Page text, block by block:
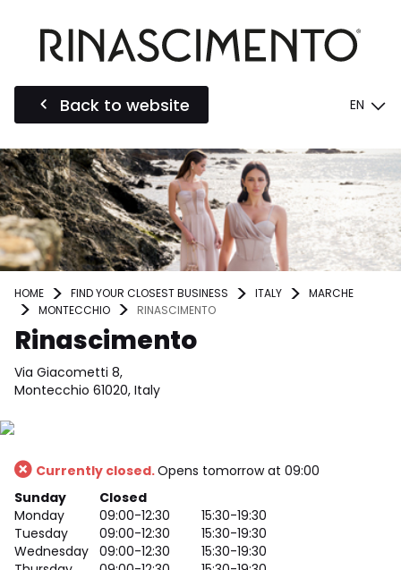
Back to website EN
HOME FIND YOUR CLOSEST BUSINESS ITALY
MARCHE
MONTECCHIO
RINASCIMENTO
Rinascimento
Via Giacometti 8,
Montecchio 61020, Italy
Currently closed.Opens tomorrow at 09:00
Sunday
Closed
Monday
09:00-12:30
15:30-19:30
Tuesday
09:00-12:30
15:30-19:30
Wednesday 09:00-12:30
15:30-19:30